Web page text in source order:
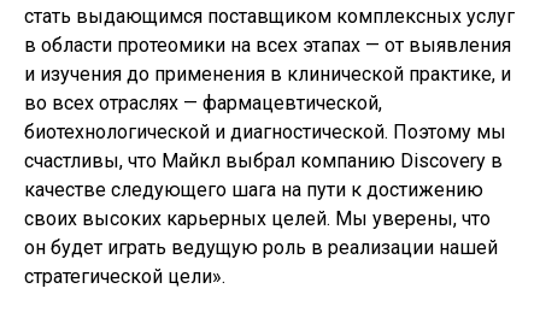
стать выдающимся поставщиком комплексных услуг
в области протеомики на всех этапах — от выявления
и изучения до применения в клинической практике, и
во всех отраслях — фармацевтической,
биотехнологической и диагностической. Поэтому мы
счастливы, что Майкл выбрал компанию Discovery в
качестве следующего шага на пути к достижению
своих высоких карьерных целей. Мы уверены, что
он будет играть ведущую роль в реализации нашей
стратегической цели».